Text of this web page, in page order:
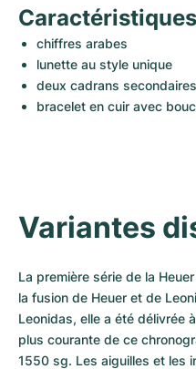
Caractéristiques
chiffres arabes
lunette au style unique
deux cadrans secondaires
bracelet en cuir avec
Variantes
La première série de la
la fusion de Heuer et de
Leonidas, elle a été délivrée
plus courante de ce
1550 sg. Les aiguilles et les